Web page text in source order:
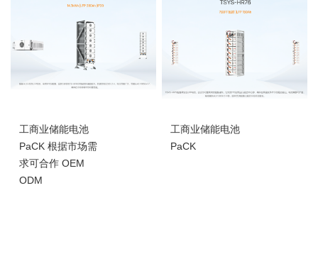
工商业储能电池
PaCK 根据市场需
求可合作 OEM
ODM
工商业储能电池
PaCK